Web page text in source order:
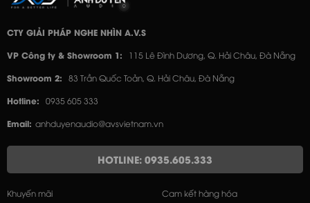
CTY GIẢI PHÁP NGHE NHÌN A.V.S
VP Công ty & Showroom 1: 115 Lê Đình Dương, Q. Hải Châu, Đà Nẵng
Showroom 2: 83 Trần Quốc Toản, Q. Hải Châu, Đà Nẵng
Hotline: 0935 605 333
Email: anhduyenaudio@avsvietnam.vn
HOTLINE: 0935.605.333
Khuyến mãi Cam kết hàng hóa